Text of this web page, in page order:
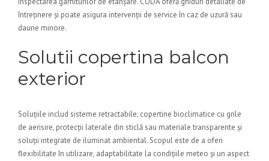
întreținere și poate asigura intervenții de service în caz de uzură sau
daune minore.
Solutii copertina balcon
exterior
Soluțiile includ sisteme retractabile, copertine bioclimatice cu grile
de aerisire, protecții laterale din sticlă sau materiale transparente și
soluții integrate de iluminat ambiental. Scopul este de a oferi
flexibilitate în utilizare, adaptabilitate la condițiile meteo și un aspect